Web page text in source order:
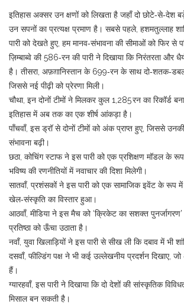
इतिहास अक्सर उन क्षणों को लिखता है जहाँ दो छोटे‑से‑देश
उन सपनों का प्रत्यक्ष प्रमाण है। सबसे पहले, हशमतुल्लाह
पारी को देखते हुए, हम मानव‑संभावना की सीमाओं को फिर से
ज़िम्बाब्वे की 586‑रन की पारी ने दिखाया कि निरंतरता और
है। तीसरा, अफ़ग़ानिस्तान के 699‑रन के साथ
जिससे नई पीढ़ी को प्रेरणा मिली।
चौथा, इन दोनों टीमों ने मिलकर कुल 1,285 रन का रिकॉर्ड
इतिहास में अब तक का एक शीर्ष आंकड़ा है।
पाँचवाँ, इस ड्रॉ से दोनों टीमों को अंक प्राप्त हुए, जिससे
संभावना बढ़ी।
छठा, कोचिंग स्टाफ ने इस पारी को एक प्रशिक्षण मॉडल के
भविष्य की रणनीतियों में नवाचार की दिशा मिलेगी।
सातवाँ, प्रशंसकों ने इस पारी को एक सामाजिक इवेंट के रूप
खेल‑संस्कृति का विस्तार हुआ।
आठवाँ, मीडिया ने इस मैच को ‘क्रिकेट का सशक्त
प्रतिष्ठा को ऊँचा उठाता है।
नवाँ, युवा खिलाड़ियों ने इस पारी से सीख ली कि दबाव में भी
दसवाँ, फील्डिंग पक्ष ने भी कई उल्लेखनीय प्रदर्शन दिखाए,
हैं।
ग्यारहवाँ, इस पारी ने दिखाया कि दो देशों की सांस्कृतिक
मिसाल बन सकती है।